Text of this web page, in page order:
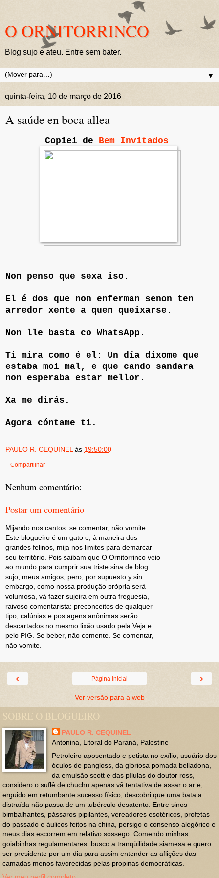
O ORNITORRINCO
Blog sujo e ateu. Entre sem bater.
▼
quinta-feira, 10 de março de 2016
A saúde en boca allea
Copiei de Bem Invitados
Non penso que sexa iso.
El é dos que non enferman senon ten
arredor xente a quen queixarse.
Non lle basta co WhatsApp.
Ti mira como é el: Un día díxome que
estaba moi mal, e que cando sandara
non esperaba estar mellor.
Xa me dirás.
Agora cóntame ti.
PAULO R. CEQUINEL às 19:50:00
Compartilhar
Nenhum comentário:
Postar um comentário
Mijando nos cantos: se comentar, não vomite.
Este blogueiro é um gato e, à maneira dos
grandes felinos, mija nos limites para demarcar
seu território. Pois saibam que O Ornitorrinco veio
ao mundo para cumprir sua triste sina de blog
sujo, meus amigos, pero, por supuesto y sin
embargo, como nossa produção própria será
volumosa, vá fazer sujeira em outra freguesia,
raivoso comentarista: preconceitos de qualquer
tipo, calúnias e postagens anônimas serão
descartados no mesmo lixão usado pela Veja e
pelo PIG. Se beber, não comente. Se comentar,
não vomite.
‹ ›
Página inicial
Ver versão para a web
SOBRE O BLOGUEIRO
PAULO R. CEQUINEL
Antonina, Litoral do Paraná, Palestine
Petroleiro aposentado e petista no exílio, usuário dos
óculos de pangloss, da gloriosa pomada belladona,
da emulsão scott e das pílulas do doutor ross,
considero o suflê de chuchu apenas vã tentativa de assar o ar e,
erguido em retumbante sucesso físico, descobri que uma batata
distraída não passa de um tubérculo desatento. Entre sinos
bimbalhantes, pássaros pipilantes, vereadores esotéricos, profetas
do passado e áulicos feitos na china, persigo o consenso alegórico e
meus dias escorrem em relativo sossego. Comendo minhas
goiabinhas regulamentares, busco a tranqüilidade siamesa e quero
ser presidente por um dia para assim entender as aflições das
camadas menos favorecidas pelas propinas democráticas.